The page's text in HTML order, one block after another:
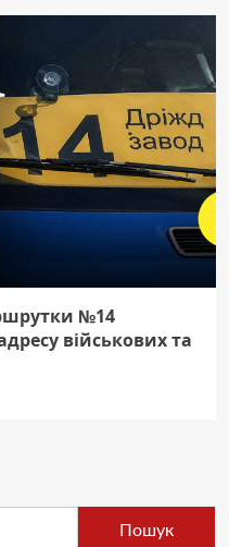
№14
військових та
Пошук